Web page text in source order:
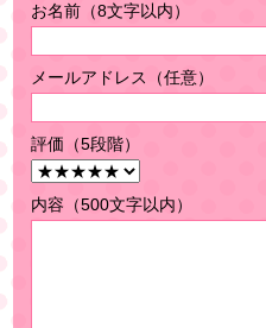
お名前（8文字以内）
メールアドレス（任意）
評価（5段階）
内容（500文字以内）